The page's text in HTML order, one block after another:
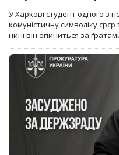
У Харкові студент одного з
комуністичну символіку
нині він опиниться за